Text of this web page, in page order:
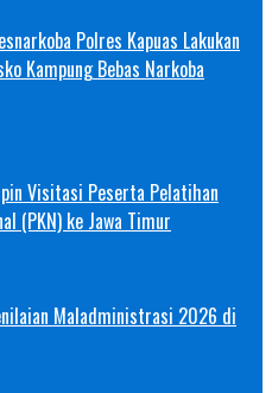
Polres Kapuas Lakukan
Kampung Bebas Narkoba
Visitasi Peserta Pelatihan
(PKN) ke Jawa Timur
Maladministrasi 2026 di